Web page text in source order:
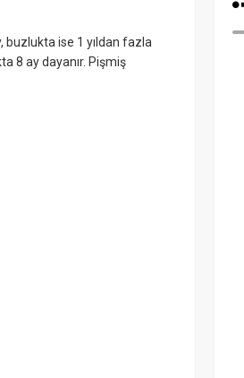
buzlukta ise 1 yıldan fazla
8 ay dayanır. Pişmiş